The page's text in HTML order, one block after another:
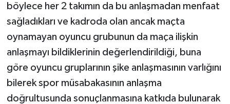
böylece her 2 takımın da bu anlaşmadan menfaat
sağladıkları ve kadroda olan ancak maçta
oynamayan oyuncu grubunun da maça ilişkin
anlaşmayı bildiklerinin değerlendirildiği, buna
göre oyuncu gruplarının şike anlaşmasının varlığını
bilerek spor müsabakasının anlaşma
doğrultusunda sonuçlanmasına katkıda bulunarak